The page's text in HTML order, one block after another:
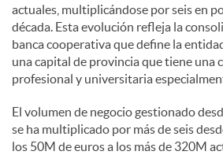
actuales, multiplicándose por seis en
década. Esta evolución refleja la
banca cooperativa que define la
una capital de provincia que tiene una
profesional y universitaria
El volumen de negocio gestionado
se ha multiplicado por más de seis
los 50M de euros a los más de 320M